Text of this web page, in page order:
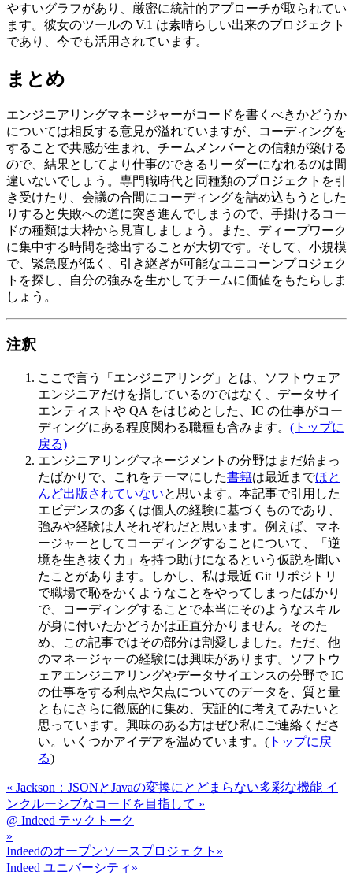
やすいグラフがあり、厳密に統計的アプローチが取られてい
ます。彼女のツールの V.1 は素晴らしい出来のプロジェクト
であり、今でも活用されています。
まとめ
エンジニアリングマネージャーがコードを書くべきかどうか
については相反する意見が溢れていますが、コーディングを
することで共感が生まれ、チームメンバーとの信頼が築ける
ので、結果としてより仕事のできるリーダーになれるのは間
違いないでしょう。専門職時代と同種類のプロジェクトを引
き受けたり、会議の合間にコーディングを詰め込もうとした
りすると失敗への道に突き進んでしまうので、手掛けるコー
ドの種類は大枠から見直しましょう。また、ディープワーク
に集中する時間を捻出することが大切です。そして、小規模
で、緊急度が低く、引き継ぎが可能なユニコーンプロジェク
トを探し、自分の強みを生かしてチームに価値をもたらしま
しょう。
注釈
ここで言う「エンジニアリング」とは、ソフトウェア
エンジニアだけを指しているのではなく、データサイ
エンティストや QA をはじめとした、IC の仕事がコー
ディングにある程度関わる職種も含みます。 (トップに
戻る)
エンジニアリングマネージメントの分野はまだ始まっ
たばかりで、これをテーマにした書籍は最近までほと
んど出版されていないと思います。本記事で引用した
エビデンスの多くは個人の経験に基づくものであり、
強みや経験は人それぞれだと思います。例えば、マネ
ージャーとしてコーディングすることについて、「逆
境を生き抜く力」を持つ助けになるという仮説を聞い
たことがあります。しかし、私は最近 Git リポジトリ
で職場で恥をかくようなことをやってしまったばかり
で、コーディングすることで本当にそのようなスキル
が身に付いたかどうかは正直分かりません。そのた
め、この記事ではその部分は割愛しました。ただ、他
のマネージャーの経験には興味があります。ソフトウ
ェアエンジニアリングやデータサイエンスの分野で IC
の仕事をする利点や欠点についてのデータを、質と量
ともにさらに徹底的に集め、実証的に考えてみたいと
思っています。興味のある方はぜひ私にご連絡くださ
い。いくつかアイデアを温めています。( トップに戻
る)
« Jackson：JSONとJavaの変換にとどまらない多彩な機能 イ
ンクルーシブなコードを目指して »
@ Indeed テックトーク
»
Indeedのオープンソースプロジェクト »
Indeed ユニバーシティ »